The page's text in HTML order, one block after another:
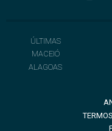
ÚLTIMAS
MACEIÓ
ALAGOAS